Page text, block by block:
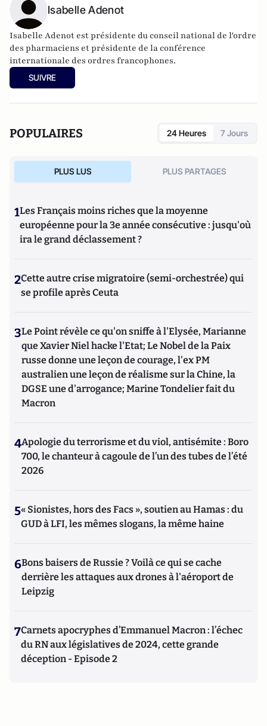
Isabelle Adenot
Isabelle Adenot est présidente du conseil national de l'ordre
des pharmaciens et présidente de la conférence
internationale des ordres francophones.
SUIVRE
POPULAIRES 24 Heures 7 Jours
PLUS LUS PLUS PARTAGES
1Les Français moins riches que la moyenne
européenne pour la 3e année consécutive : jusqu'où
ira le grand déclassement ?
2Cette autre crise migratoire (semi-orchestrée) qui
se profile après Ceuta
3Le Point révèle ce qu'on sniffe à l'Elysée, Marianne
que Xavier Niel hacke l'Etat; Le Nobel de la Paix
russe donne une leçon de courage, l'ex PM
australien une leçon de réalisme sur la Chine, la
DGSE une d'arrogance; Marine Tondelier fait du
Macron
4Apologie du terrorisme et du viol, antisémite : Boro
700, le chanteur à cagoule de l’un des tubes de l’été
2026
5« Sionistes, hors des Facs », soutien au Hamas : du
GUD à LFI, les mêmes slogans, la même haine
6Bons baisers de Russie ? Voilà ce qui se cache
derrière les attaques aux drones à l'aéroport de
Leipzig
7Carnets apocryphes d’Emmanuel Macron : l’échec
du RN aux législatives de 2024, cette grande
déception - Episode 2